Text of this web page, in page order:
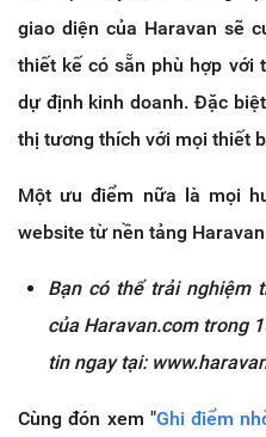
giao diện của Haravan sẽ
thiết kế có sẵn phù hợp với
dự định kinh doanh. Đặc
thị tương thích với mọi thiết
Một ưu điểm nữa là mọi
website từ nền tảng
Bạn có thể trải nghiệm
của Haravan.com trong
tin ngay tại:
Cùng đón xem "Ghi điểm